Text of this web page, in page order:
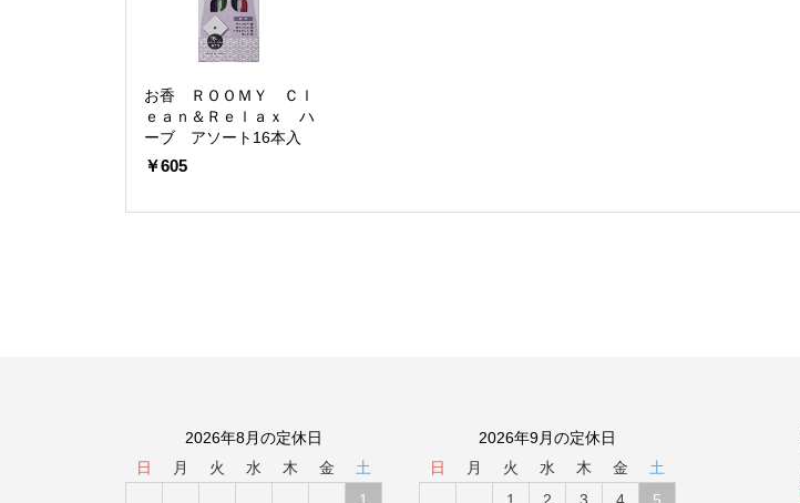
お香 ＲＯＯＭＹ Ｃｌ
ｅａｎ＆Ｒｅｌａｘ ハ
ーブ アソート16本入
￥605
2026年8月の定休日
日
月 火 水 木 金
土
2026年9月の定休日
日
月 火 水 木 金
土